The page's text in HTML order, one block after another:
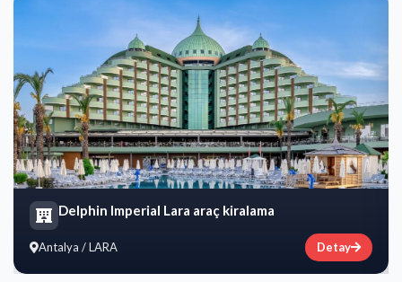
Delphin Imperial Lara araç kiralama
Antalya / LARA Detay